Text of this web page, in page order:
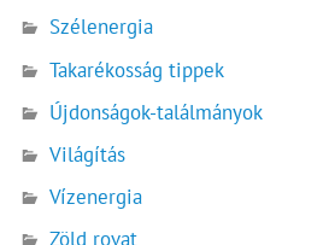
Szélenergia
Takarékosság tippek
Újdonságok-találmányok
Világítás
Vízenergia
Zöld rovat